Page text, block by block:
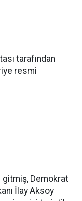
tarafından
resmi
gitmiş, Demokrat
İlay Aksoy